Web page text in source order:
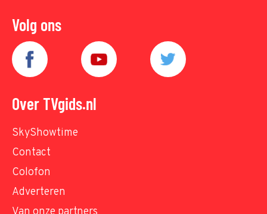
Volg ons
Over TVgids.nl
SkyShowtime
Contact
Colofon
Adverteren